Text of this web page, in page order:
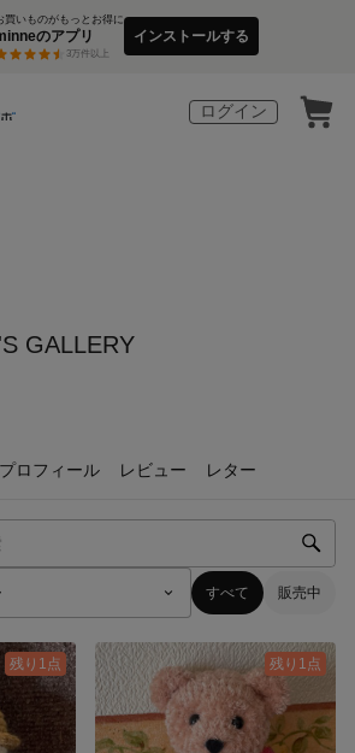
買いものがもっとお得に
のアプリ
3万件以上
インストールする
ログイン
GALLERY
プロフィール レビュー レター
すべて 販売中
残り1点 残り1点